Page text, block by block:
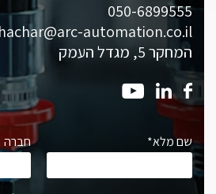
050-6899555
automation.co.il
המחקר 5, מגדל העמק
שם מלא* חברה